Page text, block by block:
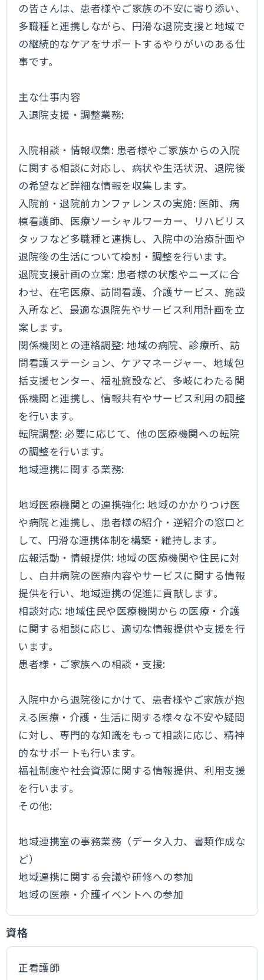
の皆さんは、患者様やご家族の不安に寄り添い、
多職種と連携しながら、円滑な退院支援と地域で
の継続的なケアをサポートするやりがいのある仕
事です。
主な仕事内容
入退院支援・調整業務:
入院相談・情報収集: 患者様やご家族からの入院
に関する相談に対応し、病状や生活状況、退院後
の希望など詳細な情報を収集します。
入院前・退院前カンファレンスの実施: 医師、病
棟看護師、医療ソーシャルワーカー、リハビリス
タッフなど多職種と連携し、入院中の治療計画や
退院後の生活について検討・調整を行います。
退院支援計画の立案: 患者様の状態やニーズに合
わせ、在宅医療、訪問看護、介護サービス、施設
入所など、最適な退院先やサービス利用計画を立
案します。
関係機関との連絡調整: 地域の病院、診療所、訪
問看護ステーション、ケアマネージャー、地域包
括支援センター、福祉施設など、多岐にわたる関
係機関と連携し、情報共有やサービス利用の調整
を行います。
転院調整: 必要に応じて、他の医療機関への転院
の調整を行います。
地域連携に関する業務:
地域医療機関との連携強化: 地域のかかりつけ医
や病院と連携し、患者様の紹介・逆紹介の窓口と
して、円滑な連携体制を構築・維持します。
広報活動・情報提供: 地域の医療機関や住民に対
し、白井病院の医療内容やサービスに関する情報
提供を行い、地域連携の促進に貢献します。
相談対応: 地域住民や医療機関からの医療・介護
に関する相談に応じ、適切な情報提供や支援を行
います。
患者様・ご家族への相談・支援:
入院中から退院後にかけて、患者様やご家族が抱
える医療・介護・生活に関する様々な不安や疑問
に対し、専門的な知識をもって相談に応じ、精神
的なサポートも行います。
福祉制度や社会資源に関する情報提供、利用支援
を行います。
その他:
地域連携室の事務業務（データ入力、書類作成な
ど）
地域連携に関する会議や研修への参加
地域の医療・介護イベントへの参加
資格
正看護師